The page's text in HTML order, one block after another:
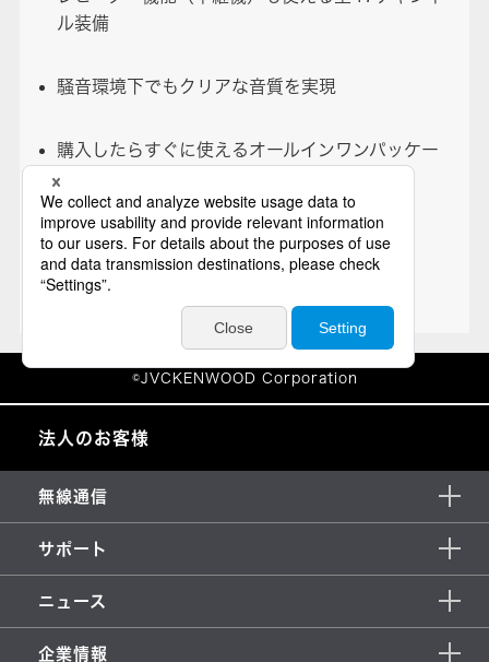
法人のお客様
無線通信
サポート
ニュース
企業情報